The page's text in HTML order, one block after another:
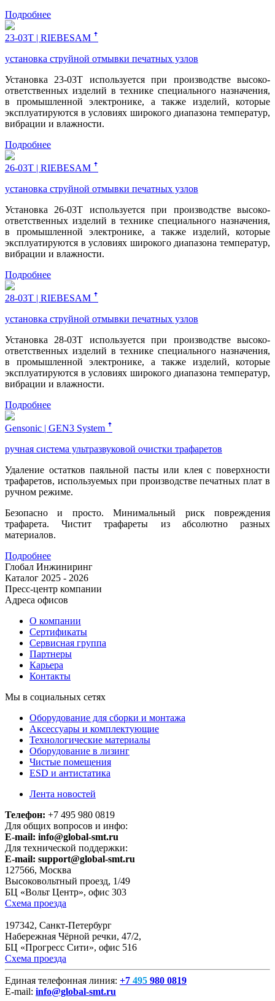
Подробнее
23-03Т | RIEBESAM ꜛ
установка струйной отмывки печатных узлов
Установка 23-03Т используется при производстве высоко-
ответственных изделий в технике специального назначения,
в промышленной электронике, а также изделий, которые
эксплуатируются в условиях широкого диапазона температур,
вибрации и влажности.
Подробнее
26-03Т | RIEBESAM ꜛ
установка струйной отмывки печатных узлов
Установка 26-03Т используется при производстве высоко-
ответственных изделий в технике специального назначения,
в промышленной электронике, а также изделий, которые
эксплуатируются в условиях широкого диапазона температур,
вибрации и влажности.
Подробнее
28-03Т | RIEBESAM ꜛ
установка струйной отмывки печатных узлов
Установка 28-03Т используется при производстве высоко-
ответственных изделий в технике специального назначения,
в промышленной электронике, а также изделий, которые
эксплуатируются в условиях широкого диапазона температур,
вибрации и влажности.
Подробнее
Gensonic | GEN3 System ꜛ
ручная система ультразвуковой очистки трафаретов
Удаление остатков паяльной пасты или клея с поверхности
трафаретов, используемых при производстве печатных плат в
ручном режиме.
Безопасно и просто. Минимальный риск повреждения
трафарета. Чистит трафареты из абсолютно разных
материалов.
Подробнее
Глобал Инжиниринг
Каталог 2025 - 2026
Пресс-центр компании
Адреса офисов
О компании
Сертификаты
Сервисная группа
Партнеры
Карьера
Контакты
Мы в социальных сетях
Оборудование для сборки и монтажа
Аксессуары и комплектующие
Технологические материалы
Оборудование в лизинг
Чистые помещения
ESD и антистатика
Лента новостей
Телефон: +7 495 980 0819
Для общих вопросов и инфо:
E-mail: info@global-smt.ru
Для технической поддержки:
E-mail: support@global-smt.ru
127566, Москва
Высоковольтный проезд, 1/49
БЦ «Вольт Центр», офис 303
Схема проезда
197342, Санкт-Петербург
Набережная Чёрной речки, 47/2,
БЦ «Прогресс Сити», офис 516
Схема проезда
Единая телефонная линия: +7 495 980 0819
E-mail: info@global-smt.ru